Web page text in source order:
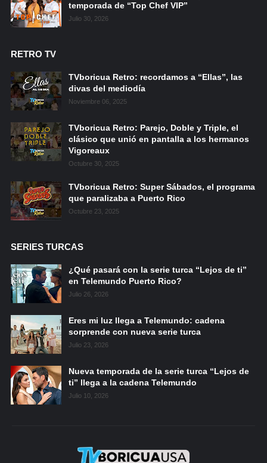
temporada de “Top Chef VIP”
Julio 30, 2026
RETRO TV
TVboricua Retro: recordamos a “Ellas”, las
divas del mediodía
Noviembre 06, 2025
TVboricua Retro: Parejo, Doble y Triple, el
clásico que unió en pantalla a los hermanos
Vigoreaux
Octubre 30, 2025
TVboricua Retro: Super Sábados, el programa
que paralizaba a Puerto Rico
Octubre 23, 2025
SERIES TURCAS
¿Qué pasará con la serie turca “Lejos de ti”
en Telemundo Puerto Rico?
Julio 26, 2026
Eres mi luz llega a Telemundo: cadena
sorprende con nueva serie turca
Julio 23, 2026
Nueva temporada de la serie turca “Lejos de
ti” llega a la cadena Telemundo
Julio 10, 2026